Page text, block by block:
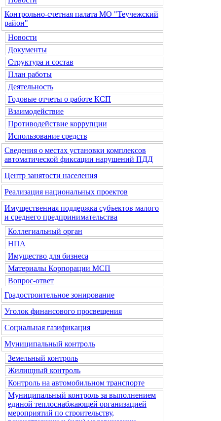
Контрольно-счетная палата МО "Теучежский
район"
Новости
Документы
Структура и состав
План работы
Деятельность
Годовые отчеты о работе КСП
Взаимодействие
Противодействие коррупции
Использование средств
Сведения о местах установки комплексов
автоматической фиксации нарушений ПДД
Центр занятости населения
Реализация национальных проектов
Имущественная поддержка субъектов малого
и среднего предпринимательства
Коллегиальный орган
НПА
Имущество для бизнеса
Материалы Корпорации МСП
Вопрос-ответ
Градостроительное зонирование
Уголок финансового просвещения
Социальная газификация
Муниципальный контроль
Земельный контроль
Жилищный контроль
Контроль на автомобильном транспорте
Муниципальный контроль за выполнением
единой теплоснабжающей организацией
мероприятий по строительству,